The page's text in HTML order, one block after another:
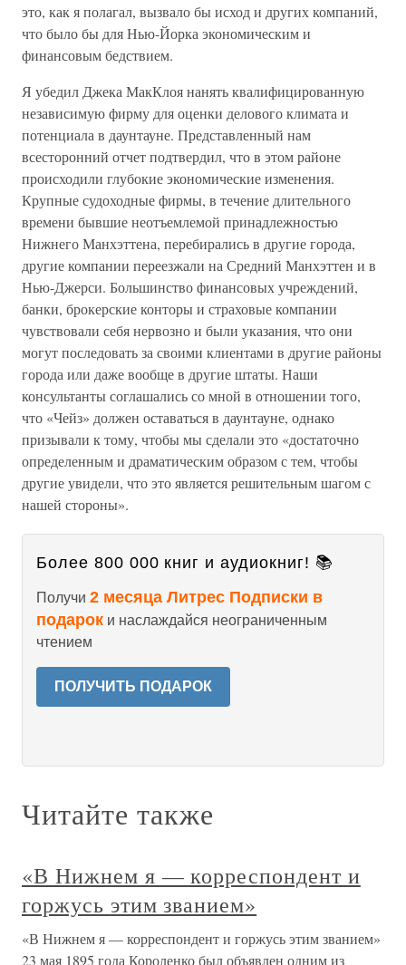
это, как я полагал, вызвало бы исход и других компаний,
что было бы для Нью-Йорка экономическим и
финансовым бедствием.
Я убедил Джека МакКлоя нанять квалифицированную
независимую фирму для оценки делового климата и
потенциала в даунтауне. Представленный нам
всесторонний отчет подтвердил, что в этом районе
происходили глубокие экономические изменения.
Крупные судоходные фирмы, в течение длительного
времени бывшие неотъемлемой принадлежностью
Нижнего Манхэттена, перебирались в другие города,
другие компании переезжали на Средний Манхэттен и в
Нью-Джерси. Большинство финансовых учреждений,
банки, брокерские конторы и страховые компании
чувствовали себя нервозно и были указания, что они
могут последовать за своими клиентами в другие районы
города или даже вообще в другие штаты. Наши
консультанты соглашались со мной в отношении того,
что «Чейз» должен оставаться в даунтауне, однако
призывали к тому, чтобы мы сделали это «достаточно
определенным и драматическим образом с тем, чтобы
другие увидели, что это является решительным шагом с
нашей стороны».
Более 800 000 книг и аудиокниг! 📚
Получи 2 месяца Литрес Подписки в
подарок и наслаждайся неограниченным
чтением
ПОЛУЧИТЬ ПОДАРОК
Читайте также
«В Нижнем я — корреспондент и
горжусь этим званием»
«В Нижнем я — корреспондент и горжусь этим званием»
23 мая 1895 года Короленко был объявлен одним из